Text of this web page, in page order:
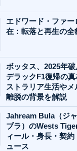
エドワード・ファー
在：転落と再生の全
ボッタス、2025年破
デラックF1復帰の
ストラリア生活やメ
離脱の背景を解説
Jahream Bula（ジ
ブラ）のWests
ィール・身長・契約
ュース